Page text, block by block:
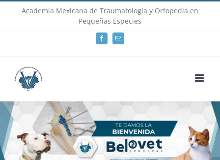
Academia Mexicana de Traumatología y Ortopedia en
Pequeñas Especies
FacebookEmail
Loading...